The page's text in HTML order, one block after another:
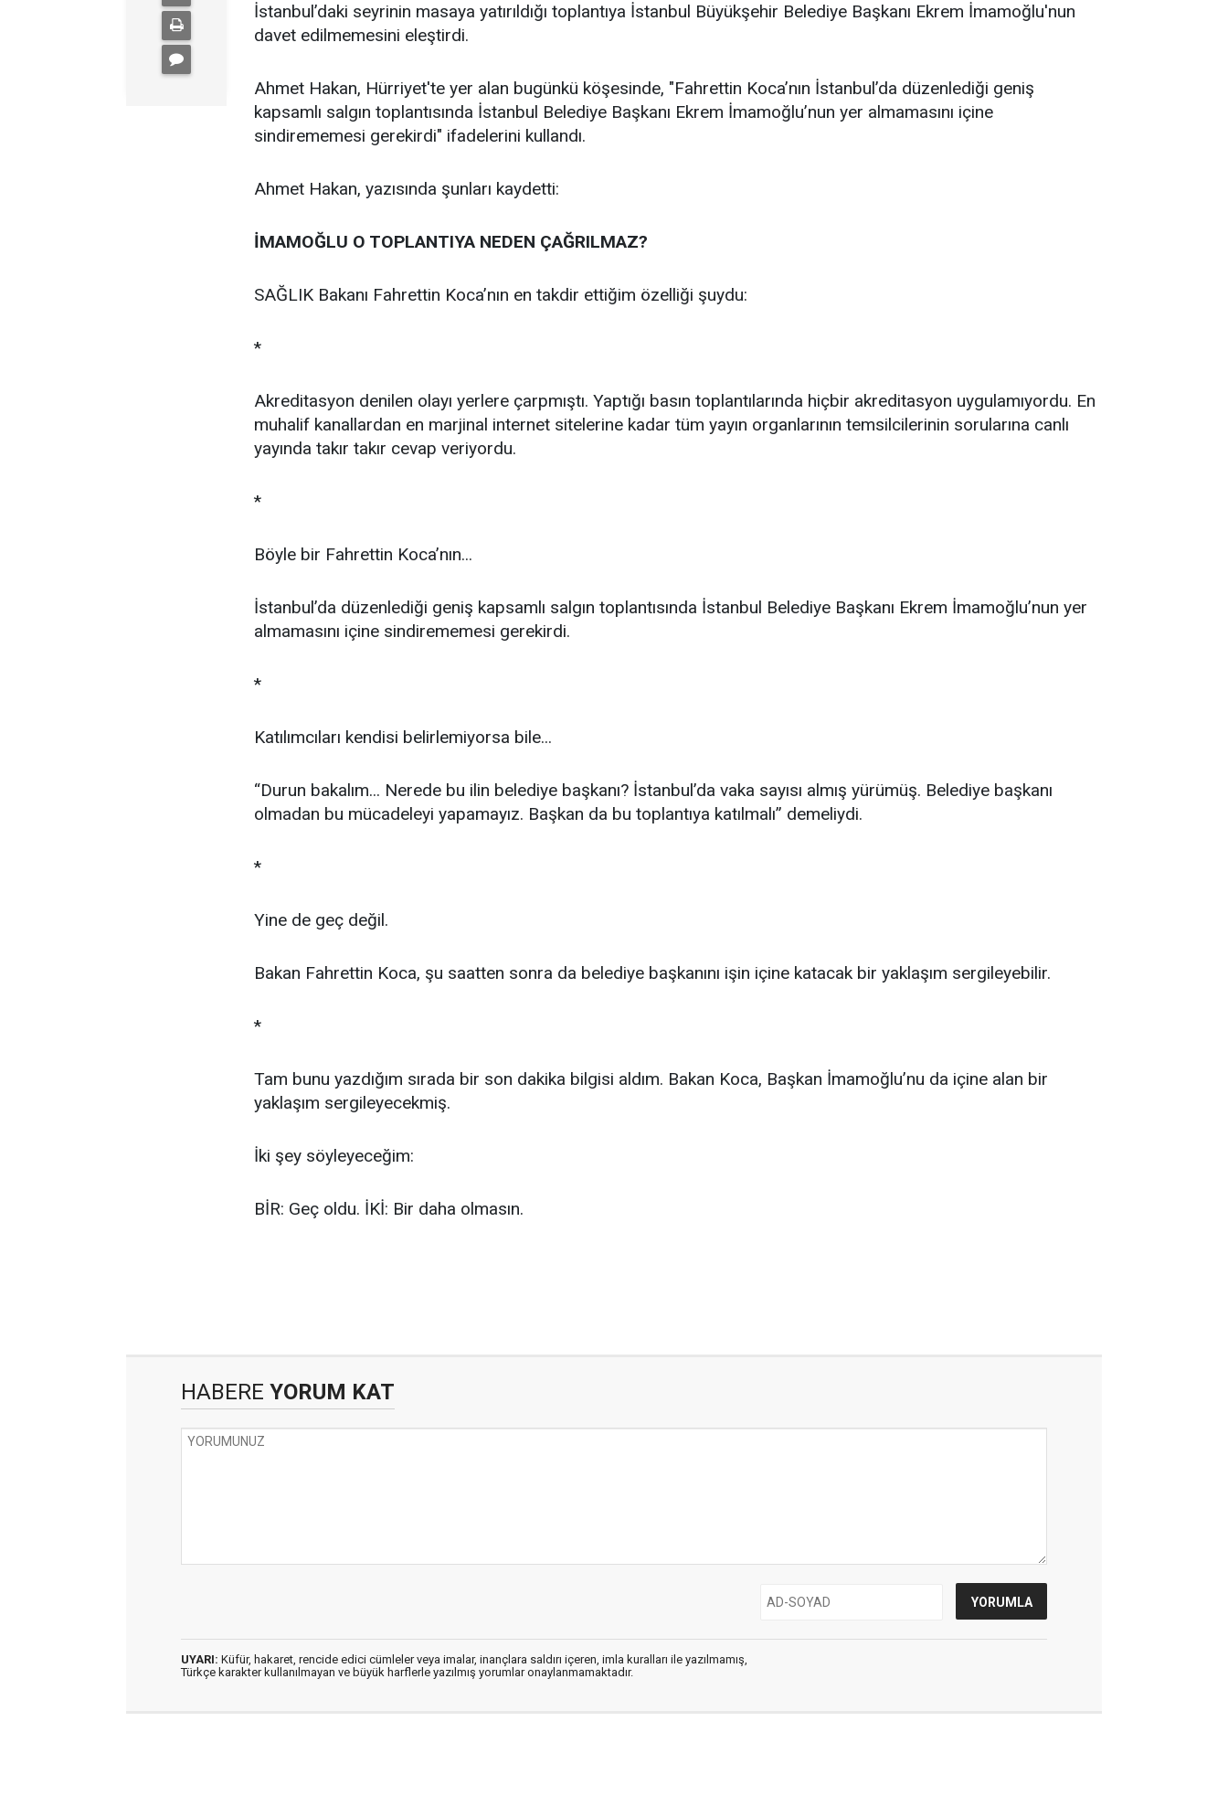
İstanbul’daki seyrinin masaya yatırıldığı toplantıya İstanbul Büyükşehir Belediye Başkanı Ekrem İmamoğlu'nun
davet edilmemesini eleştirdi.
Ahmet Hakan, Hürriyet'te yer alan bugünkü köşesinde, "Fahrettin Koca’nın İstanbul’da düzenlediği geniş
kapsamlı salgın toplantısında İstanbul Belediye Başkanı Ekrem İmamoğlu’nun yer almamasını içine
sindirememesi gerekirdi" ifadelerini kullandı.
Ahmet Hakan, yazısında şunları kaydetti:
İMAMOĞLU O TOPLANTIYA NEDEN ÇAĞRILMAZ?
SAĞLIK Bakanı Fahrettin Koca’nın en takdir ettiğim özelliği şuydu:
*
Akreditasyon denilen olayı yerlere çarpmıştı. Yaptığı basın toplantılarında hiçbir akreditasyon uygulamıyordu. En
muhalif kanallardan en marjinal internet sitelerine kadar tüm yayın organlarının temsilcilerinin sorularına canlı
yayında takır takır cevap veriyordu.
*
Böyle bir Fahrettin Koca’nın...
İstanbul’da düzenlediği geniş kapsamlı salgın toplantısında İstanbul Belediye Başkanı Ekrem İmamoğlu’nun yer
almamasını içine sindirememesi gerekirdi.
*
Katılımcıları kendisi belirlemiyorsa bile...
“Durun bakalım... Nerede bu ilin belediye başkanı? İstanbul’da vaka sayısı almış yürümüş. Belediye başkanı
olmadan bu mücadeleyi yapamayız. Başkan da bu toplantıya katılmalı” demeliydi.
*
Yine de geç değil.
Bakan Fahrettin Koca, şu saatten sonra da belediye başkanını işin içine katacak bir yaklaşım sergileyebilir.
*
Tam bunu yazdığım sırada bir son dakika bilgisi aldım. Bakan Koca, Başkan İmamoğlu’nu da içine alan bir
yaklaşım sergileyecekmiş.
İki şey söyleyeceğim:
BİR: Geç oldu. İKİ: Bir daha olmasın.
HABERE YORUM KAT
UYARI: Küfür, hakaret, rencide edici cümleler veya imalar, inançlara saldırı içeren, imla kuralları ile yazılmamış,
Türkçe karakter kullanılmayan ve büyük harflerle yazılmış yorumlar onaylanmamaktadır.